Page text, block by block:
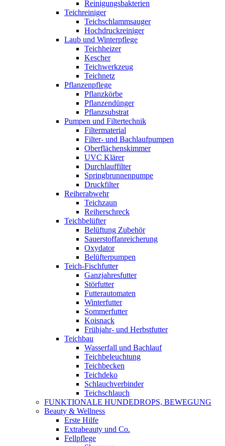
Reinigungsbakterien
Teichreiniger
Teichschlammsauger
Hochdruckreiniger
Laub und Winterpflege
Teichheizer
Kescher
Teichwerkzeug
Teichnetz
Pflanzenpflege
Pflanzkörbe
Pflanzendünger
Pflanzsubstrat
Pumpen und Filtertechnik
Filtermaterial
Filter- und Bachlaufpumpen
Oberflächenskimmer
UVC Klärer
Durchlauffilter
Springbrunnenpumpe
Druckfilter
Reiherabwehr
Teichzaun
Reiherschreck
Teichbelüfter
Belüftung Zubehör
Sauerstoffanreicherung
Oxydator
Belüfterpumpen
Teich-Fischfutter
Ganzjahresfutter
Störfutter
Futterautomaten
Winterfutter
Sommerfutter
Koisnack
Frühjahr- und Herbstfutter
Teichbau
Wasserfall und Bachlauf
Teichbeleuchtung
Teichbecken
Teichdeko
Schlauchverbinder
Teichschlauch
FUNKTIONALE HUNDEDROPS, BEWEGUNG
Beauty & Wellness
Erste Hilfe
Extrabeauty und Co.
Fellpflege